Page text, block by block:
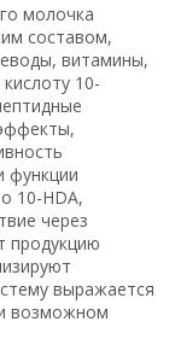
молочка
составом,
витамины,
10-
функции
10-HDA,
через
продукцию
выражается
возможном